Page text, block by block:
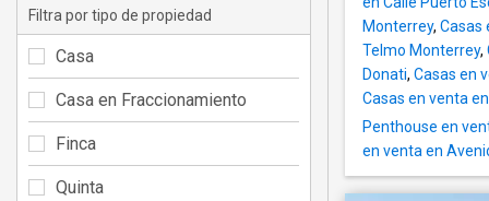
Monterrey, Casas
Telmo Monterrey,
Donati, Casas en
Casas en venta
Penthouse en
en venta en
Filtra por tipo de propiedad
Casa
Casa en Fraccionamiento
Finca
Quinta